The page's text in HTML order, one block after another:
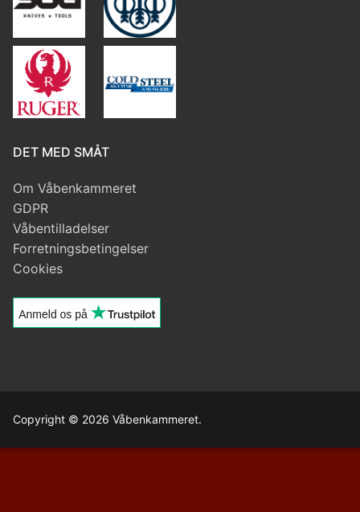
DET MED SMÅT
Om Våbenkammeret
GDPR
Våbentilladelser
Forretningsbetingelser
Cookies
Copyright © 2026 Våbenkammeret.